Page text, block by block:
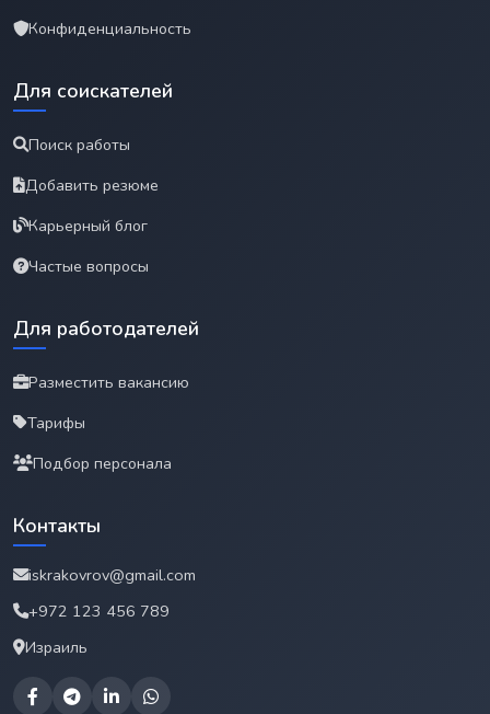
Конфиденциальность
Для соискателей
Поиск работы
Добавить резюме
Карьерный блог
Частые вопросы
Для работодателей
Разместить вакансию
Тарифы
Подбор персонала
Контакты
iskrakovrov@gmail.com
+972 123 456 789
Израиль